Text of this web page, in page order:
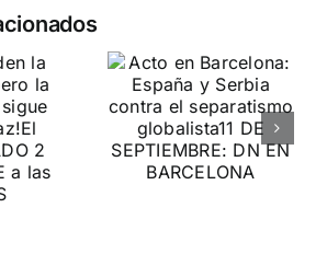
en
y
el
contra la
invasión
migratoria
y el gran
reemplazo